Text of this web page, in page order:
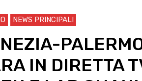
NEWS PRINCIPALI
IN DIRETTA